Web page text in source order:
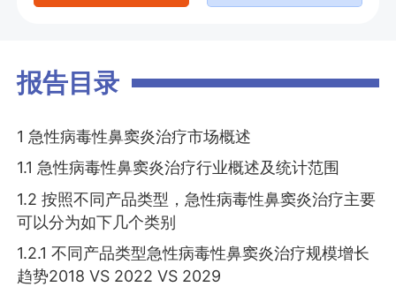
报告目录
1 急性病毒性鼻窦炎治疗市场概述
1.1 急性病毒性鼻窦炎治疗行业概述及统计范围
1.2 按照不同产品类型，急性病毒性鼻窦炎治疗主要
可以分为如下几个类别
1.2.1 不同产品类型急性病毒性鼻窦炎治疗规模增长
趋势2018 VS 2022 VS 2029